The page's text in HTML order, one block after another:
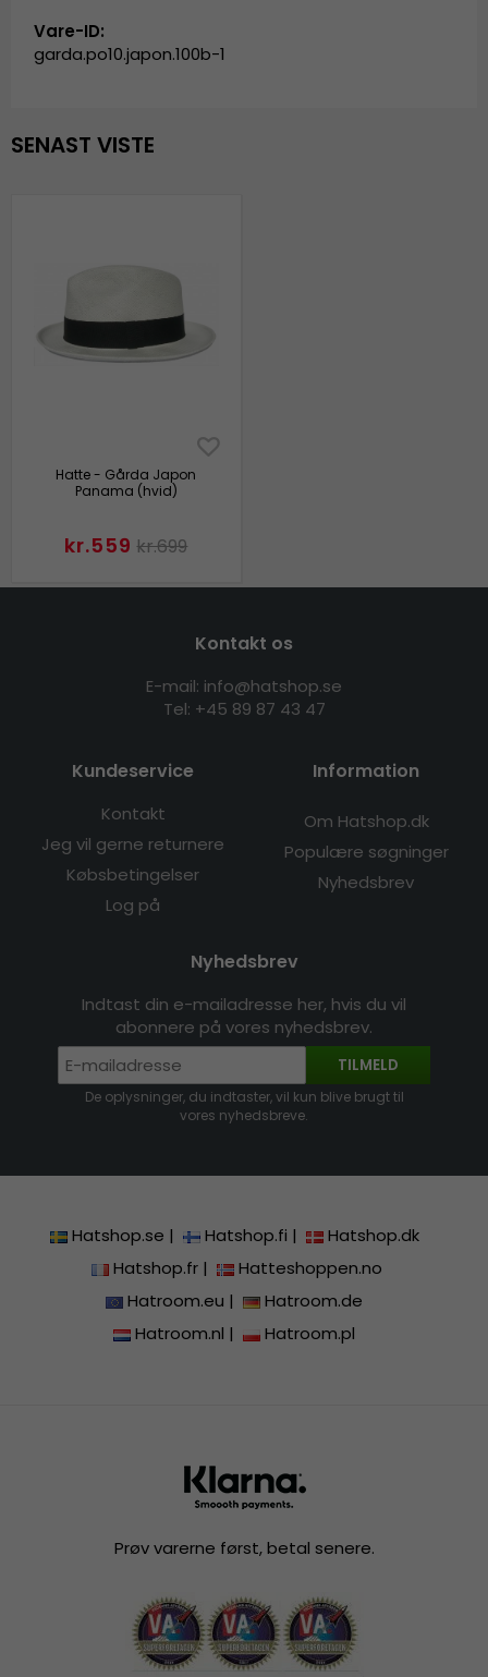
Vare-ID:
garda.po10.japon.100b-1
SENAST VISTE
Hatte - Gårda Japon
Panama (hvid)
kr.559 kr.699
Kontakt os
E-mail: info@hatshop.se
Tel: +45 89 87 43 47
Kundeservice
Kontakt
Jeg vil gerne returnere
Købsbetingelser
Log på
Information
Om Hatshop.dk
Populære søgninger
Nyhedsbrev
Nyhedsbrev
Indtast din e-mailadresse her, hvis du vil
abonnere på vores nyhedsbrev.
TILMELD
De oplysninger, du indtaster, vil kun blive brugt til
vores nyhedsbreve.
Hatshop.se | Hatshop.fi |
Hatshop.dk
Hatshop.fr|
Hatteshoppen.no
Hatroom.eu |
Hatroom.de
Hatroom.nl | Hatroom.pl
Prøv varerne først, betal senere.